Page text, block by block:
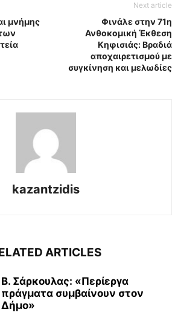
μνήμης
Next article
Φινάλε στην 71η
Ανθοκομική Έκθεση
Κηφισιάς: Βραδιά
αποχαιρετισμού με
συγκίνηση και μελωδίες
kazantzidis
ARTICLES
Β. Σάρκουλας: «Περίεργα
πράγματα συμβαίνουν στον
Δήμο»